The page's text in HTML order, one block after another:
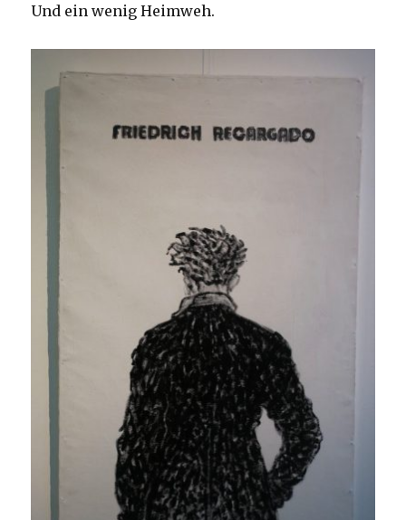
Und ein wenig Heimweh.